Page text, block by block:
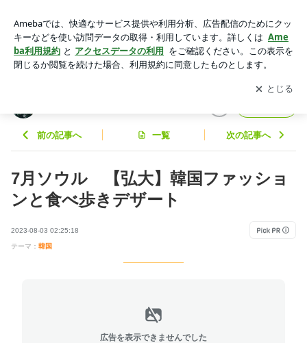
柚子の韓国大好きブログ
アプリをダウンロードして ブログの更新通知
を受け取りまし
ょう。
開く
前の記事へ 一覧 次の記事へ
7月ソウル 【弘大】韓国ファッショ
ンと食べ歩きデザート
2023-08-03 02:25:18
テーマ： 韓国
広告を表示できませんでした